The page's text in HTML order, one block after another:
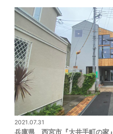
2021.07.31
兵庫県 西宮市『大井手町の家